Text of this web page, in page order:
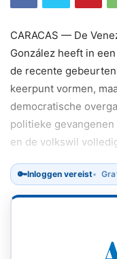
CARACAS — De
González heeft in
de recente
keerpunt vormen,
democratische
politieke
en de volkswil
Volgens González
macht “heeft
🔑Inloggen vereist